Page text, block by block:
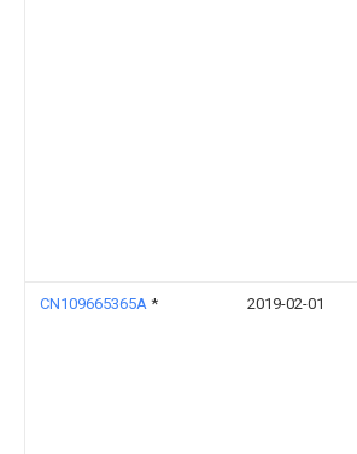
CN109665365A * 2019-02-01